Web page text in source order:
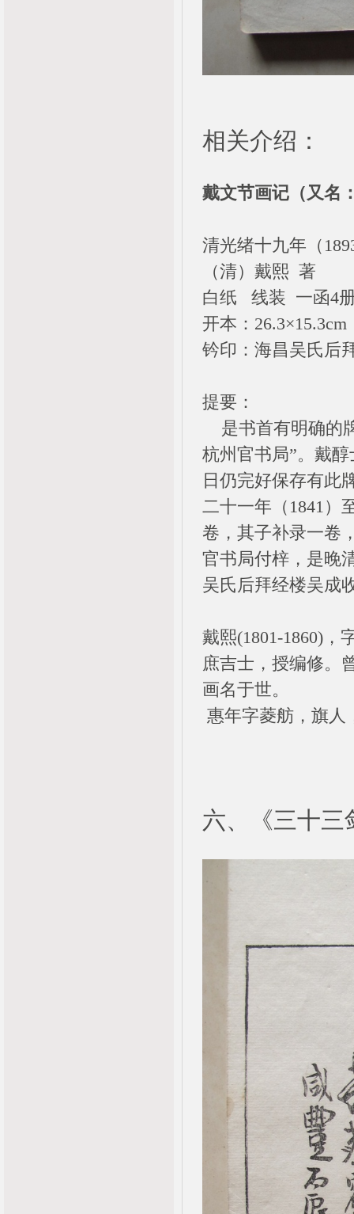
相关介绍：
戴文节画记（又名
清光绪十九年（
（清）戴熙 著
白纸 线装 一函4
开本：
钤印：海昌吴氏后
提要：
是书首有明确的
杭州官书局”。戴
日仍完好保存有此
二十一年（1841）
卷，其子补录一卷
官书局付梓，是晚
吴氏后拜经楼吴成
戴熙(1801-1860)，
庶吉士，授编修。
画名于世。
惠年字菱舫，旗人
六、《三十三